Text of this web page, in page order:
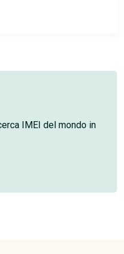
IMEI del mondo in